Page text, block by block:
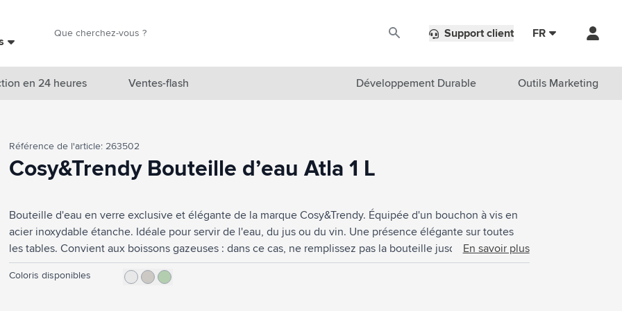
Marques
Thèmes
Accessoires boissons
Sacs & Voyage
Cuisiner & Vivre
Produits de soin
Support client FR
en 24 heures Ventes-flash Développement Durable Outils Marketing
Référence de l'article: 263502
Cosy&Trendy Bouteille d’eau Atla 1 L
Bouteille d'eau en verre exclusive et élégante de la marque Cosy&Trendy. Équipée d'un bouchon à vis en
acier inoxydable étanche. Idéale pour servir de l'eau, du jus ou du vin. Une présence élégante sur toutes
les tables. Convient aux boissons gazeuses : dans ce cas, ne remplissez pas la bouteille jusqu'au bord.
Design belge. Lavable au lave-vaisselle. Pour préserver l'impression, il est recommandé de la laver à la
main. Capacité 1 000 ml.
En savoir plus
Coloris disponibles